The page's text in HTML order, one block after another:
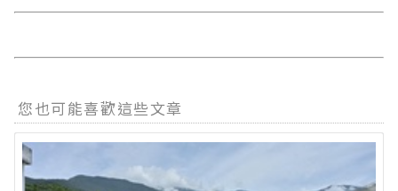
您也可能喜歡這些文章